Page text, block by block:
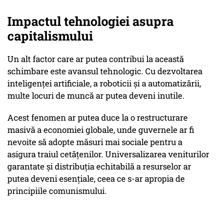
Impactul tehnologiei asupra
capitalismului
Un alt factor care ar putea contribui la această
schimbare este avansul tehnologic. Cu dezvoltarea
inteligenței artificiale, a roboticii și a automatizării,
multe locuri de muncă ar putea deveni inutile.
Acest fenomen ar putea duce la o restructurare
masivă a economiei globale, unde guvernele ar fi
nevoite să adopte măsuri mai sociale pentru a
asigura traiul cetățenilor. Universalizarea veniturilor
garantate și distribuția echitabilă a resurselor ar
putea deveni esențiale, ceea ce s-ar apropia de
principiile comunismului.